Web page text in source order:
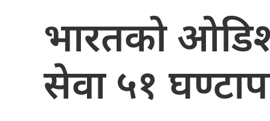
भारतको
सेवा ५१